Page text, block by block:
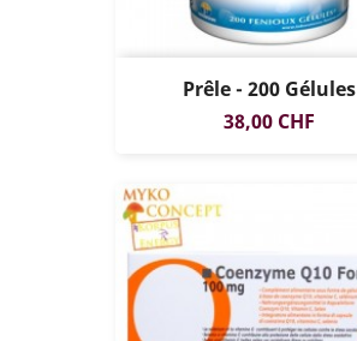
Prêle - 200 Gélules
Prix
38,00 CHF